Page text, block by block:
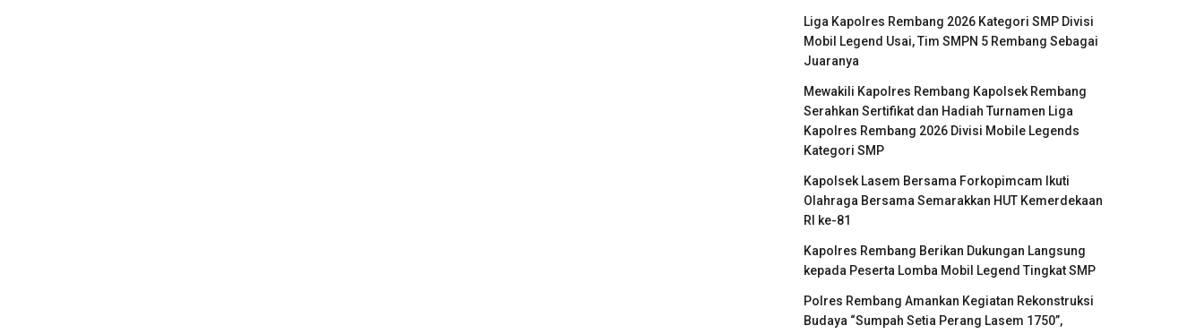
Liga Kapolres Rembang 2026 Kategori SMP Divisi
Mobil Legend Usai, Tim SMPN 5 Rembang Sebagai
Juaranya
Mewakili Kapolres Rembang Kapolsek Rembang
Serahkan Sertifikat dan Hadiah Turnamen Liga
Kapolres Rembang 2026 Divisi Mobile Legends
Kategori SMP
Kapolsek Lasem Bersama Forkopimcam Ikuti
Olahraga Bersama Semarakkan HUT Kemerdekaan
RI ke-81
Kapolres Rembang Berikan Dukungan Langsung
kepada Peserta Lomba Mobil Legend Tingkat SMP
Polres Rembang Amankan Kegiatan Rekonstruksi
Budaya “Sumpah Setia Perang Lasem 1750”,